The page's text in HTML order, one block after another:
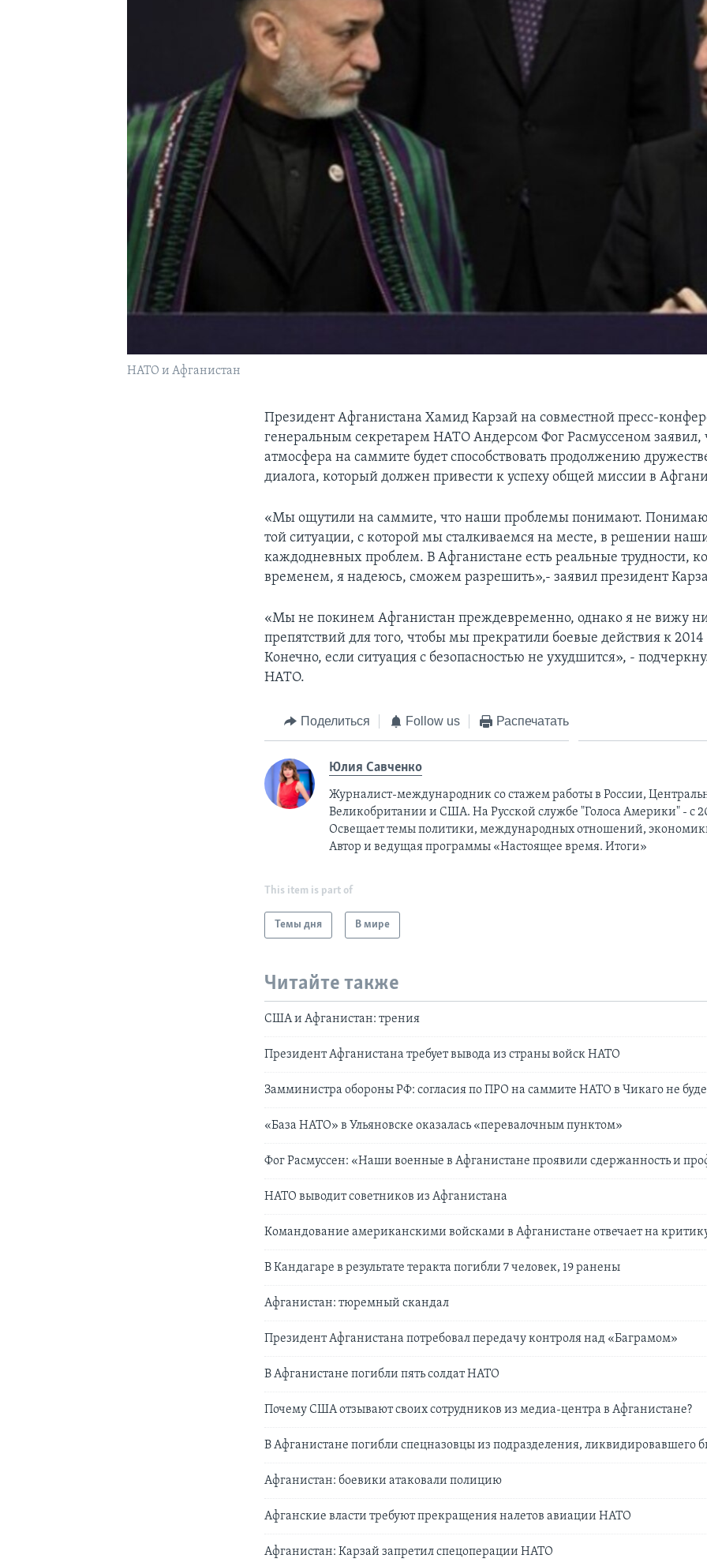
НАТО и Афганистан
Президент Афганистана Хамид Карзай на совместной пресс-
генеральным секретарем НАТО Андерсом Фог Расмуссеном заявил,
атмосфера на саммите будет способствовать продолжению
диалога, который должен привеcти к успеху общей миссии в
«Мы ощутили на саммите, что наши проблемы понимают.
той ситуации, с которой мы сталкиваемся на месте, в решении
каждодневных проблем. В Афганистане есть реальные трудности,
временем, я надеюсь, сможем разрешить»,- заявил президент
«Мы не покинем Афганистан преждевременно, однако я не вижу
препятствий для того, чтобы мы прекратили боевые действия к 2014
Конечно, если ситуация с безопасностью не ухудшится», -
НАТО.
Поделиться Follow us Распечатать
Юлия Савченко
Журналист-международник cо стажем работы в России,
Великобритании и США. На Русской службе "Голоса Америки" - с
Освещает темы политики, международных отношений,
Автор и ведущая программы «Настоящее время. Итоги»
This item is part of
Темы дня В мире
Читайте также
США и Афганистан: трения
Президент Афганистана требует вывода из страны войск НАТО
Замминистра обороны РФ: согласия по ПРО на саммите НАТО в Чикаго не
«База НАТО» в Ульяновске оказалась «перевалочным пунктом»
Фог Расмуссен: «Наши военные в Афганистане проявили сдержанность и
НАТО выводит советников из Афганистана
Командование американскими войсками в Афганистане отвечает на
В Кандагаре в результате теракта погибли 7 человек, 19 ранены
Афганистан: тюремный скандал
Президент Афганистана потребовал передачу контроля над «Баграмом»
В Афганистане погибли пять солдат НАТО
Почему США отзывают своих сотрудников из медиа-центра в Афганистане?
В Афганистане погибли спецназовцы из подразделения, ликвидировавшего
Афганистан: боевики атаковали полицию
Афганские власти требуют прекращения налетов авиации НАТО
Афганистан: Карзай запретил спецоперации НАТО